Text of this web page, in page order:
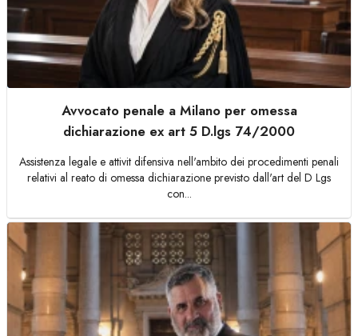
Avvocato penale a Milano per omessa
dichiarazione ex art 5 D.lgs 74/2000
Assistenza legale e attivit difensiva nell'ambito dei procedimenti penali
relativi al reato di omessa dichiarazione previsto dall'art del D Lgs
con...